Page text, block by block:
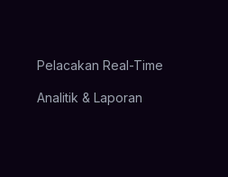
Pelacakan Real-Time
Analitik & Laporan